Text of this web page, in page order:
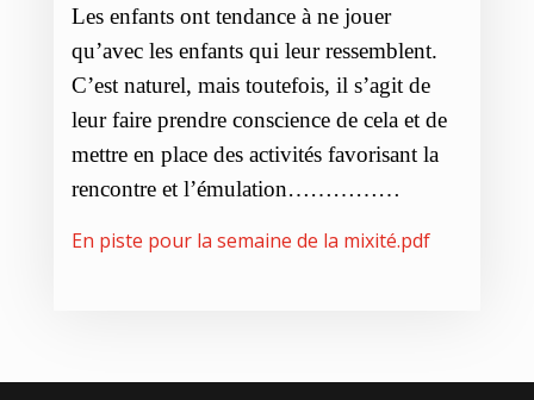
Les enfants ont tendance à ne jouer
qu’avec les enfants qui leur ressemblent.
C’est naturel, mais toutefois, il s’agit de
leur faire prendre conscience de cela et de
mettre en place des activités favorisant la
rencontre et l’émulation……………
En piste pour la semaine de la mixité.pdf